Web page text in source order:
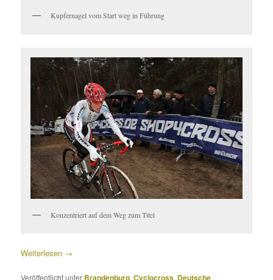
Kupfernagel vom Start weg in Führung
Konzentriert auf dem Weg zum Titel
Weiterlesen →
Veröffentlicht unter Brandenburg,Cyclocross, Deutsche